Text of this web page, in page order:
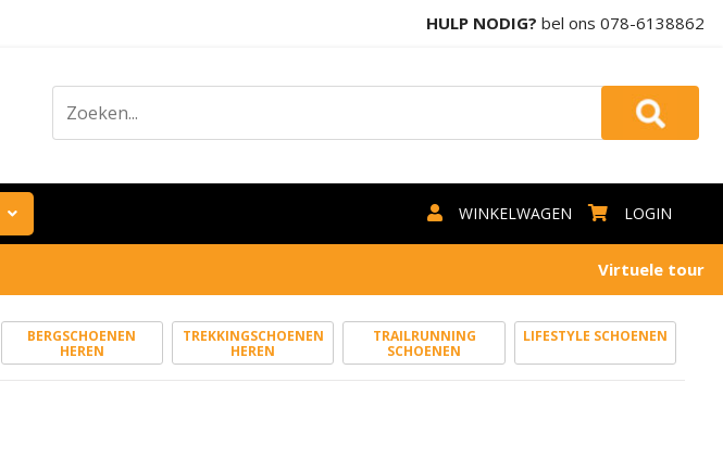
HULP NODIG? bel ons 078-6138862
LOGIN
WINKELWAGEN
Virtuele tour
BERGSCHOENEN
HEREN
TREKKINGSCHOENEN
HEREN
TRAILRUNNING
SCHOENEN
LIFESTYLE SCHOENEN